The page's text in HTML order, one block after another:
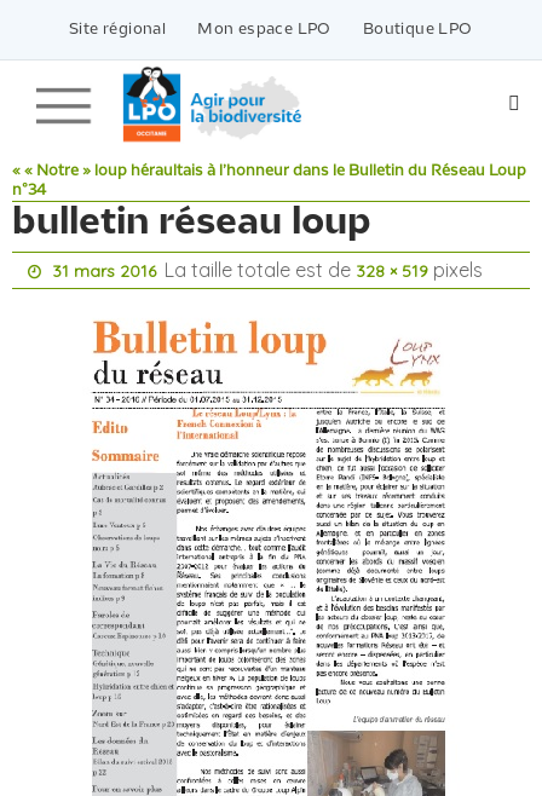
contenu
Site régional Mon espace LPO Boutique LPO
« « Notre » loup héraultais à l’honneur dans le Bulletin du Réseau Loup
n°34
bulletin réseau loup
31 mars 2016 La taille totale est de 328 × 519 pixels